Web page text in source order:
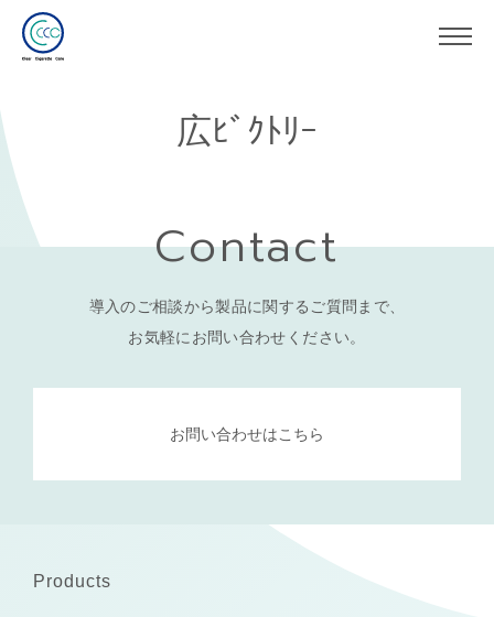
広ﾋﾞｸﾄﾘｰ
Contact
導入のご相談から製品に関するご質問まで、
お気軽にお問い合わせください。
お問い合わせはこちら
Products